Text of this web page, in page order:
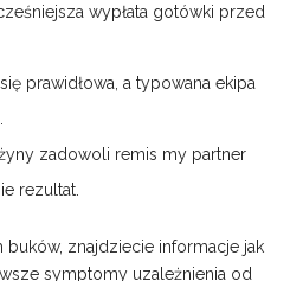
wypłata gotówki przed
prawidłowa, a typowana ekipa
zadowoli remis my partner
rezultat.
znajdziecie informacje jak
symptomy uzależnienia od